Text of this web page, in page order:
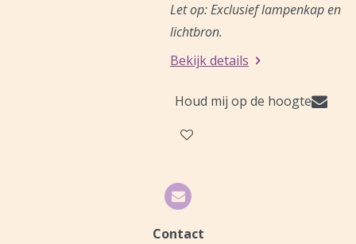
Let op: Exclusief lampenkap en
lichtbron.
Bekijk details
Houd mij op de hoogte
Contact